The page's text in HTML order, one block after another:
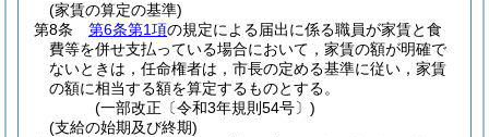
(家賃の算定の基準)
第8条
第6条第1項の規定による届出に係る職員が家賃と食
費等を併せ支払っている場合において，家賃の額が明確で
ないときは，任命権者は，市長の定める基準に従い，家賃
の額に相当する額を算定するものとする。
(一部改正〔令和3年規則54号〕)
(支給の始期及び終期)